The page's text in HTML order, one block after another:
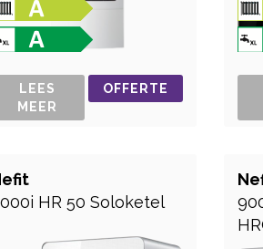
LEES
MEER
OFFERTE
HR 50 Soloketel